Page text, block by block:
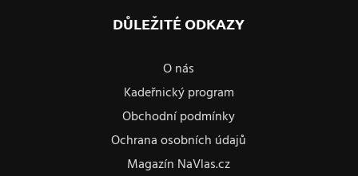
DŮLEŽITÉ ODKAZY
O nás
Kadeřnický program
Obchodní podmínky
Ochrana osobních údajů
Magazín NaVlas.cz